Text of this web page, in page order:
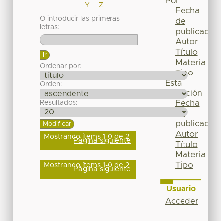
Y
Z
O introducir las primeras
letras:
Ordenar por:
Orden:
Resultados:
Mostrando ítems 1-0 de 2
Página siguiente
Mostrando ítems 1-0 de 2
Página siguiente
Fecha
de
publicación
Autor
Título
Materia
Tipo
Esta
colección
Fecha
de
publicación
Autor
Título
Materia
Tipo
Usuario
Acceder